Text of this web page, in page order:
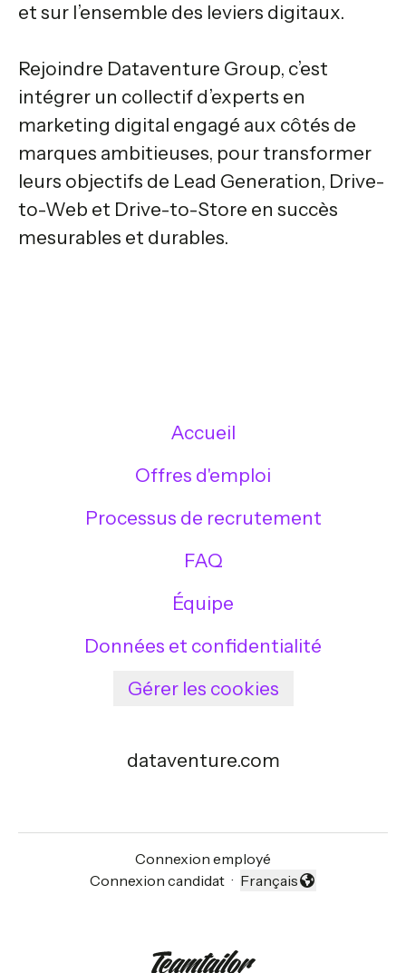
et sur l’ensemble des leviers digitaux.
Rejoindre Dataventure Group, c’est
intégrer un collectif d’experts en
marketing digital engagé aux côtés de
marques ambitieuses, pour transformer
leurs objectifs de Lead Generation, Drive-
to-Web et Drive-to-Store en succès
mesurables et durables.
Accueil
Offres d'emploi
Processus de recrutement
FAQ
Équipe
Données et confidentialité
Gérer les cookies
dataventure.com
Connexion employé
Connexion candidat ·
Changer la langue
Français